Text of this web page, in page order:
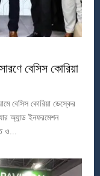
বেসিস কোরিয়া
বেসিস কোরিয়া ডেস্কের
অ্যান্ড ইনফরমেশন
ও...